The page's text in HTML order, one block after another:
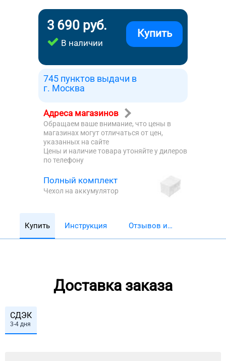
3 690 руб.
В наличии
Купить
745 пунктов выдачи в
г. Москва
Адреса магазинов
Обращаем ваше внимание, что цены в
магазинах могут отличаться от цен,
указанных на сайте
Цены и наличие товара утоняйте у дилеров
по телефону
Полный комплект
Чехол на аккумулятор
Купить Инструкция
Отзывов и
Доставка заказа
СДЭК
3-4 дня